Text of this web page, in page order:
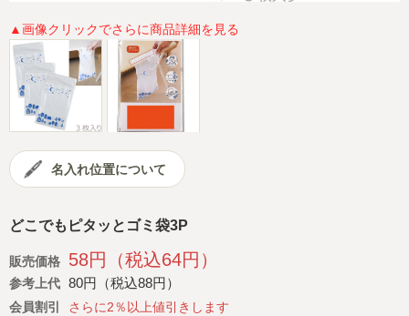
よくある質問 採用情報
会社概要
▲画像クリックでさらに商品詳細を見る
名入れ位置について
どこでもピタッとゴミ袋3P
販売価格 58円（税込64円）
参考上代 80円（税込88円）
会員割引
さらに2％以上値引きします